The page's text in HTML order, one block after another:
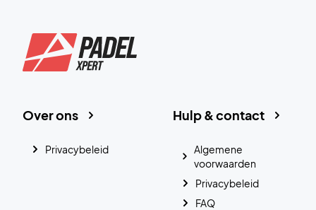
Hulp & contact
Algemene
voorwaarden
Privacybeleid
FAQ
Over ons
Privacybeleid